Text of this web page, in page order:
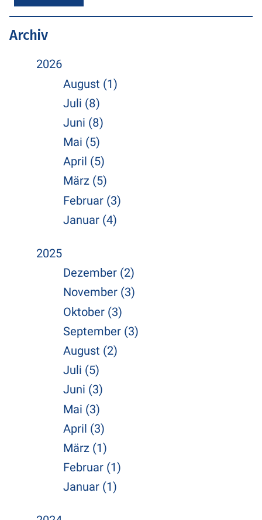
Archiv
2026
August (1)
Juli (8)
Juni (8)
Mai (5)
April (5)
März (5)
Februar (3)
Januar (4)
2025
Dezember (2)
November (3)
Oktober (3)
September (3)
August (2)
Juli (5)
Juni (3)
Mai (3)
April (3)
März (1)
Februar (1)
Januar (1)